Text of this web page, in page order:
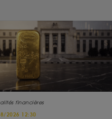
financières
2026 12:30